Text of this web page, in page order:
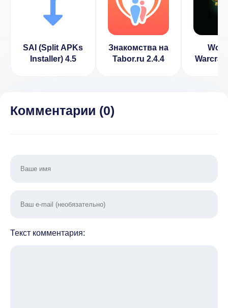
SAI (Split APKs
Installer) 4.5
Знакомства на
Tabor.ru 2.4.4
Комментарии (0)
Текст комментария: